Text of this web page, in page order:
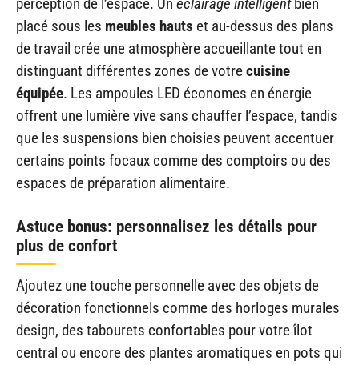
placé sous les meubles hauts et au-dessus des plans
de travail crée une atmosphère accueillante tout en
distinguant différentes zones de votrecuisine
équipée. Les ampoules LED économes en énergie
offrent une lumière vive sans chauffer l’espace, tandis
que les suspensions bien choisies peuvent accentuer
certains points focaux comme des comptoirs ou des
espaces de préparation alimentaire.
Astuce bonus: personnalisez les détails pour
plus de confort
Ajoutez une touche personnelle avec des objets de
décoration fonctionnels comme des horloges murales
design, des tabourets confortables pour votre îlot
central ou encore des plantes aromatiques en pots qui